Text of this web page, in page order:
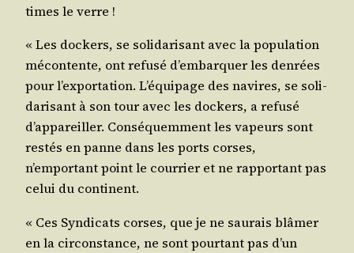
times le verre !
« Les dockers, se soli­da­ri­sant avec la popu­la­tion
mécon­tente, ont refu­sé d’embarquer les den­rées
pour l’exportation. L’équipage des navires, se soli­
da­ri­sant à son tour avec les dockers, a refu­sé
d’appareiller. Consé­quem­ment les vapeurs sont
res­tés en panne dans les ports corses,
n’emportant point le cour­rier et ne rap­por­tant pas
celui du continent.
« Ces Syn­di­cats corses, que je ne sau­rais blâ­mer
en la cir­cons­tance, ne sont pour­tant pas d’un